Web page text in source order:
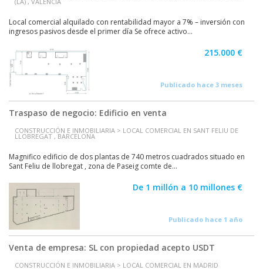
Local comercial alquilado con rentabilidad mayor a 7% – inversión con
ingresos pasivos desde el primer día Se ofrece activo...
215.000 €
Publicado hace 3 meses
Traspaso de negocio: Edificio en venta
CONSTRUCCIÓN E INMOBILIARIA > LOCAL COMERCIAL EN SANT FELIU DE
LLOBREGAT , BARCELONA
Magnifico edificio de dos plantas de 740 metros cuadrados situado en
Sant Feliu de llobregat , zona de Paseig comte de...
De 1 millón a 10 millones €
Publicado hace 1 año
Venta de empresa: SL con propiedad acepto USDT
CONSTRUCCIÓN E INMOBILIARIA > LOCAL COMERCIAL EN MADRID